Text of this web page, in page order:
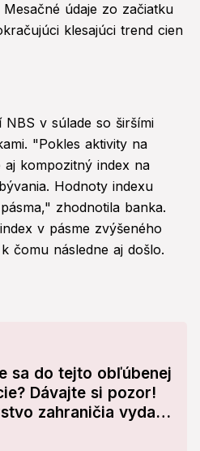
údaje zo začiatku
klesajúci trend cien
v súlade so širšími
"Pokles aktivity na
kompozitný index na
Hodnoty indexu
zhodnotila banka.
v pásme zvýšeného
čomu následne aj došlo.
sa do tejto obľúbenej
Dávajte si pozor!
zahraničia vydalo